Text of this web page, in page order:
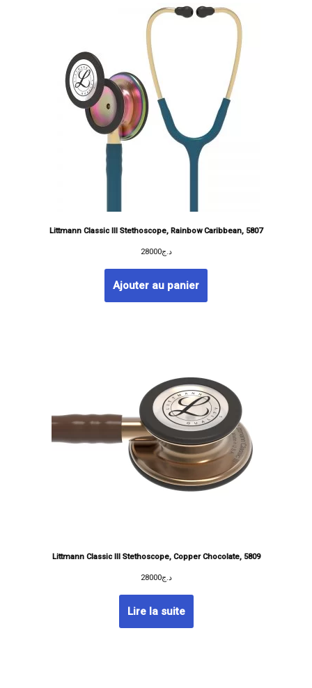
Littmann Classic III Stethoscope, Rainbow Caribbean, 5807
د.ج28000
Ajouter au panier
Littmann Classic III Stethoscope, Copper Chocolate, 5809
د.ج28000
Lire la suite